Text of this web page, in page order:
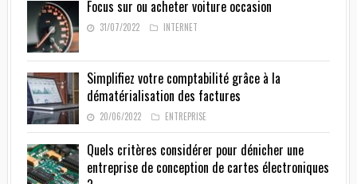
Focus sur ou acheter voiture occasion
31/07/2022 INTERNET
Simplifiez votre comptabilité grâce à la
dématérialisation des factures
20/06/2022 ENTREPRISE
Quels critères considérer pour dénicher une
entreprise de conception de cartes électroniques